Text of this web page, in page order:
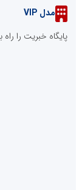
مدل VIP
پایگاه خبریت را راه